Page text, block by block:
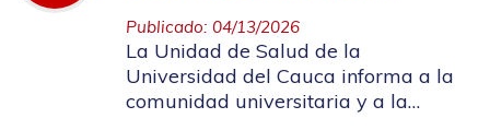
Publicado: 04/13/2026
La Unidad de Salud de la
Universidad del Cauca informa a la
comunidad universitaria y a la